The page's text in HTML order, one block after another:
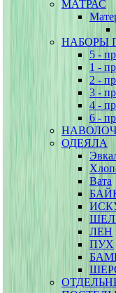
МАТРАС
НАБОРЫ
5 -
1 -
2 -
3 -
4 -
6 -
ОДЕЯЛА
Вата
ЛЕН
ПУХ